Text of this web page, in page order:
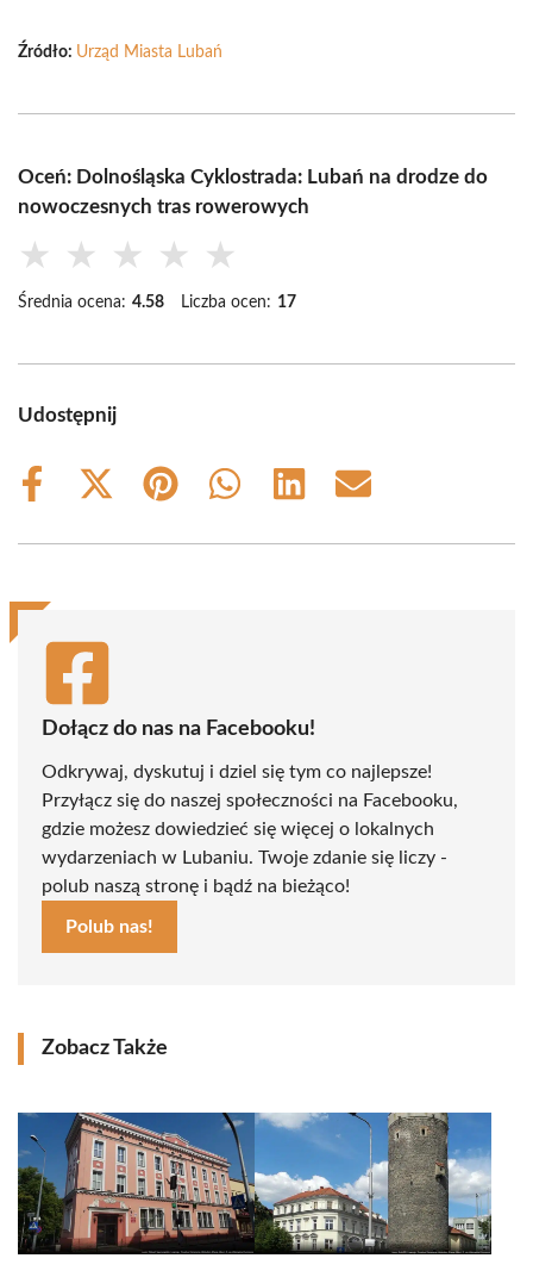
Źródło: Urząd Miasta Lubań
Oceń: Dolnośląska Cyklostrada: Lubań na drodze do
nowoczesnych tras rowerowych
★ ★ ★ ★ ★
Średnia ocena: 4.58 Liczba ocen: 17
Udostępnij
Share
Share
(Twitter)
Share
Share
Share
Share
Dołącz do nas na Facebooku!
Odkrywaj, dyskutuj i dziel się tym co najlepsze!
Przyłącz się do naszej społeczności na Facebooku,
gdzie możesz dowiedzieć się więcej o lokalnych
wydarzeniach w Lubaniu. Twoje zdanie się liczy -
polub naszą stronę i bądź na bieżąco!
Polub nas!
Zobacz Także